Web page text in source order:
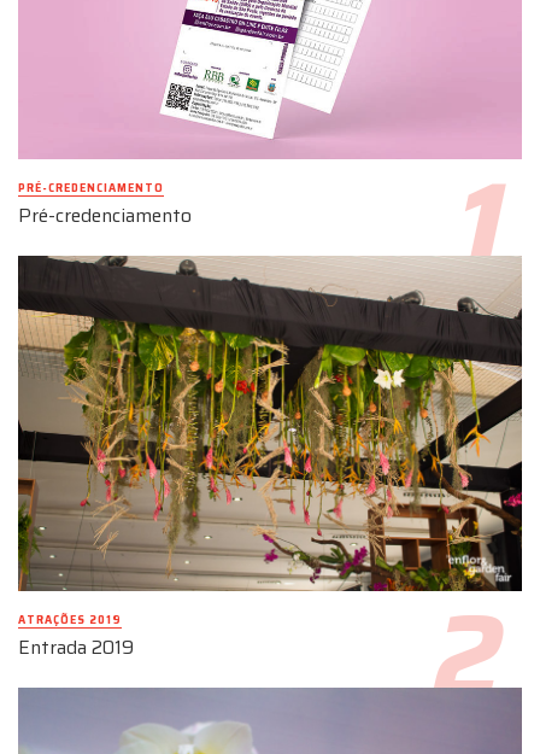
PRÉ-CREDENCIAMENTO
Pré-credenciamento
ATRAÇÕES 2019
Entrada 2019